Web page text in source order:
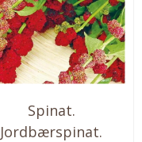
Spinat.
Jordbærspinat.